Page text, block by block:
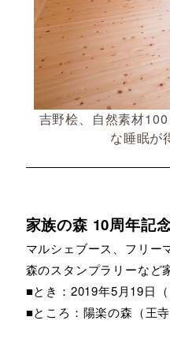
吉野桧、自然素材
な睡眠が
家族の森 10周年記
マルシェブース、フリー
森のスタンプラリーなど
■とき：2019年5月19日
■ところ：陽楽の森（王寺